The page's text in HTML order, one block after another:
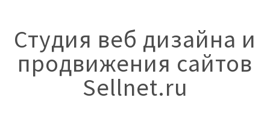
Студия веб дизайна и
продвижения сайтов
Sellnet.ru